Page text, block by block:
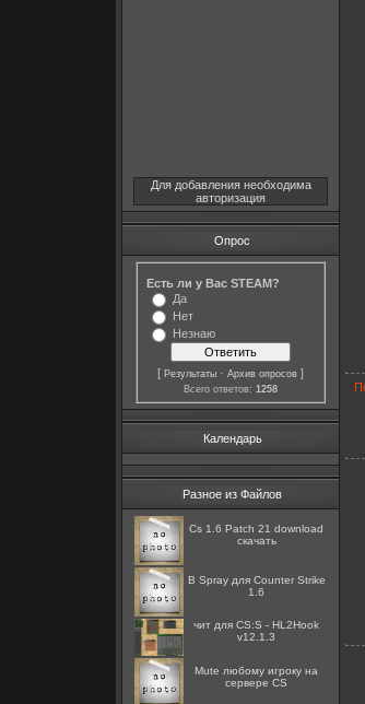
Для добавления необходима
авторизация
Опрос
Есть ли у Вас STEAM?
Да
Нет
Незнаю
[ Результаты · Архив опросов ]
Всего ответов: 1258
Календарь
Разное из Файлов
Cs 1.6 Patch 21 download
скачать
B Spray для Counter Strike
1.6
чит для CS:S - HL2Hook
v12.1.3
Mute любому игроку на
сервере CS